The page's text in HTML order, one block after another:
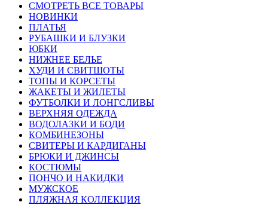
СМОТРЕТЬ ВСЕ ТОВАРЫ
НОВИНКИ
ПЛАТЬЯ
РУБАШКИ И БЛУЗКИ
ЮБКИ
НИЖНЕЕ БЕЛЬЕ
ХУДИ И СВИТШОТЫ
ТОПЫ И КОРСЕТЫ
ЖАКЕТЫ И ЖИЛЕТЫ
ФУТБОЛКИ И ЛОНГСЛИВЫ
ВЕРХНЯЯ ОДЕЖДА
ВОДОЛАЗКИ И БОДИ
КОМБИНЕЗОНЫ
СВИТЕРЫ И КАРДИГАНЫ
БРЮКИ И ДЖИНСЫ
КОСТЮМЫ
ПОНЧО И НАКИДКИ
МУЖСКОЕ
ПЛЯЖНАЯ КОЛЛЕКЦИЯ